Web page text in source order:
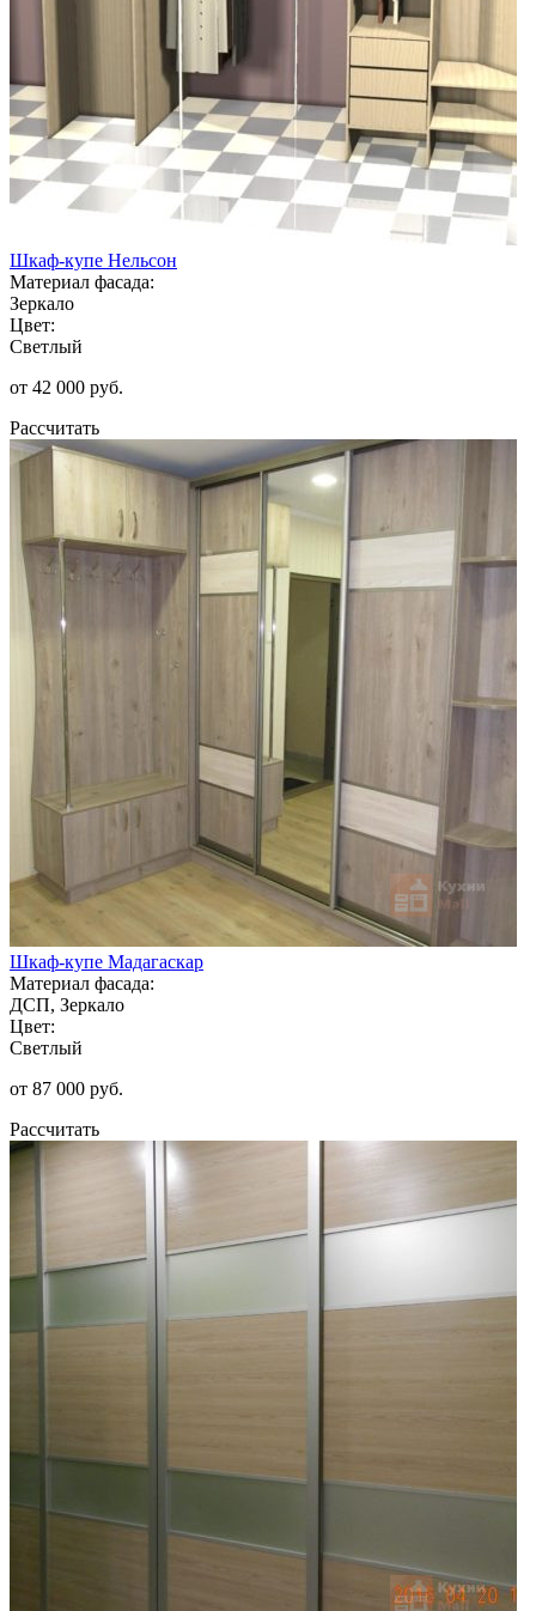
Шкаф-купе Нельсон
Материал фасада:
Зеркало
Цвет:
Светлый
от 42 000 руб.
Рассчитать
Шкаф-купе Мадагаскар
Материал фасада:
ДСП, Зеркало
Цвет:
Светлый
от 87 000 руб.
Рассчитать